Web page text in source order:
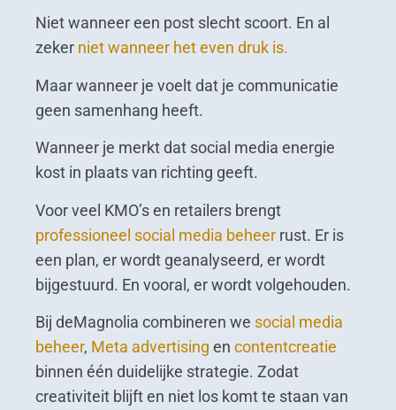
Niet wanneer een post slecht scoort. En al
zeker niet wanneer het even druk is.
Maar wanneer je voelt dat je communicatie
geen samenhang heeft.
Wanneer je merkt dat social media energie
kost in plaats van richting geeft.
Voor veel KMO’s en retailers brengt
professioneel social media beheer rust. Er is
een plan, er wordt geanalyseerd, er wordt
bijgestuurd. En vooral, er wordt volgehouden.
Bij deMagnolia combineren we social media
beheer, Meta advertising en contentcreatie
binnen één duidelijke strategie. Zodat
creativiteit blijft en niet los komt te staan van